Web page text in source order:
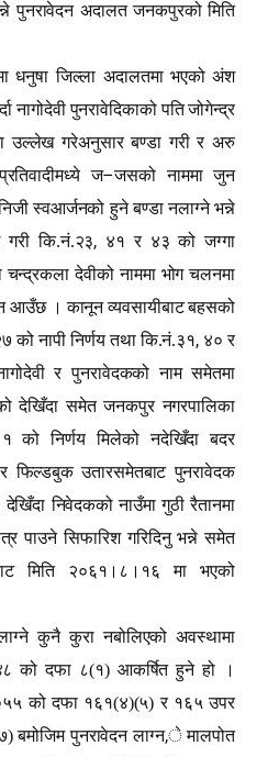
पुनरावेदन अदालत जनकपुरको मिति
धनुषा जिल्ला अदालतमा भएको अंश
नागोदेवी पुनरावेदिकाको पति जोगेन्द्र
उल्लेख गरेअनुसार बण्डा गरी र अरु
ज–जसको नाममा जुन
स्वआर्जनको हुने बण्डा नलाग्ने भन्ने
गरी कि.नं.२३, ४१ र ४३ को जग्गा
देवीको नाममा भोग चलनमा
आउँछ
। कानून व्यवसायीबाट बहसको
नापी निर्णय तथा कि.नं.३१, ४० र
र पुनरावेदकको नाम समेतमा
देखिँदा समेत जनकपुर नगरपालिका
को निर्णय मिलेको नदेखिँदा बदर
र फिल्डबुक उतारसमेतबाट पुनरावेदक
निवेदकको नाउँमा गुठी रैतानमा
पाउने सिफारिश गरिदिनु भन्ने समेत
मिति २०६१।८।१६ मा भएको
कुनै कुरा नबोलिएको अवस्थामा
को दफा ८(१) आकर्षित हुने हो
।
को दफा १६१(४)(५) र १६५ उपर
बमोजिम पुनरावेदन लाग्न,े मालपोत